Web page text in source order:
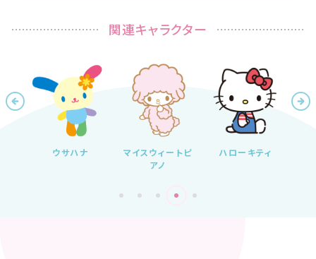
関連キャラクター
ウサハナ
マイスウィートピ
アノ
ハローキティ